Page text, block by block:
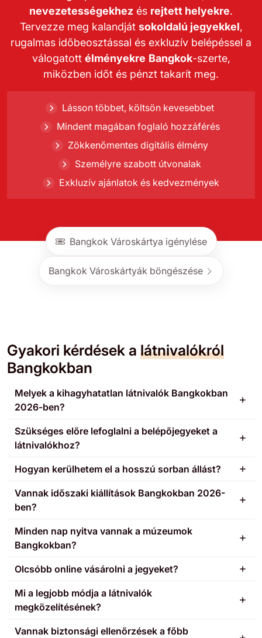
nevezetességekhez és rejtett helyekre.
Tervezze meg kalandját sokoldalú jegyekkel,
rugalmas időbeosztással és exkluzív belépéssel a
válogatott élményekre Bangkok-szerte,
miközben időt és pénzt takarít meg.
Lásson többet, költsön kevesebbet
Mindent magában foglaló hozzáférés
Zökkenőmentes digitális élmény
Személyre szabott útvonalak
Exkluzív ajánlatok és kedvezmények
Bangkok Városkártya igénylése
Bangkok Városkártyák böngészése
Gyakori kérdések a látnivalókról
Bangkokban
Melyek a kihagyhatatlan látnivalók Bangkokban
2026-ben?
Szükséges előre lefoglalni a belépőjegyeket a
látnivalókhoz?
Hogyan kerülhetem el a hosszú sorban állást?
Vannak időszaki kiállítások Bangkokban 2026-
ben?
Minden nap nyitva vannak a múzeumok
Bangkokban?
Olcsóbb online vásárolni a jegyeket?
Mi a legjobb módja a látnivalók
megközelítésének?
Vannak biztonsági ellenőrzések a főbb